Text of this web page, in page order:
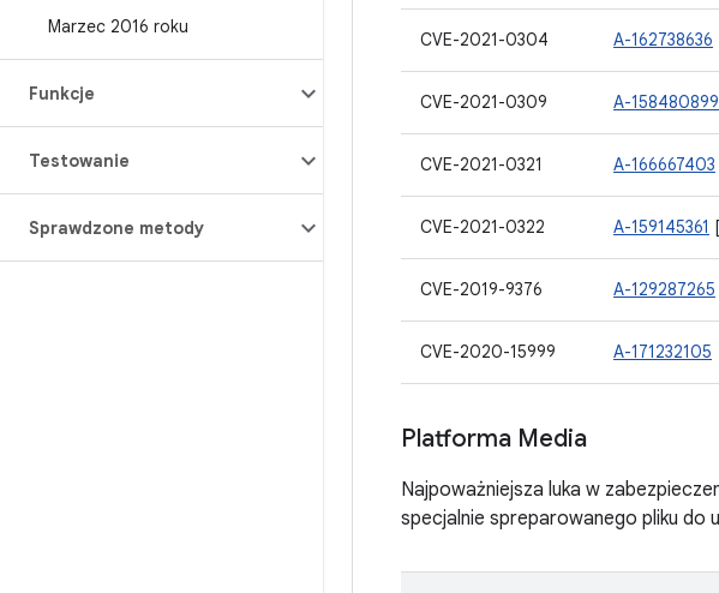
Marzec 2016 roku
Funkcje
Testowanie
Sprawdzone metody
CVE-2021-0304 A-162738636
CVE-2021-0309 A-158480899
CVE-2021-0321 A-166667403
CVE-2021-0322 A-159145361 [
CVE-2019-9376 A-129287265
CVE-2020-15999 A-171232105
Platforma Media
Najpoważniejsza luka w
specjalnie spreparowanego pliku do